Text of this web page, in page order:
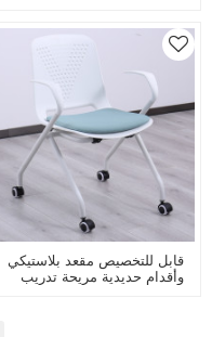
الدراسية
قابل للتخصيص مقعد بلاستيكي
وأقدام حديدية مريحة تدريب